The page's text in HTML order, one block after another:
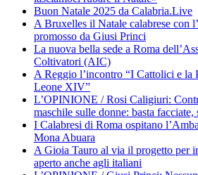
Buon Natale 2025 da Calabria.Live
A Bruxelles il Natale calabrese con
promosso da Giusi Princi
La nuova bella sede a Roma
Coltivatori (AIC)
A Reggio l’incontro “I Cattolici e la
Leone XIV”
L’OPINIONE / Rosi Caligiuri:
maschile sulle donne: basta
I Calabresi di Roma ospitano
Mona Abuara
A Gioia Tauro al via il progetto per
aperto anche agli italiani